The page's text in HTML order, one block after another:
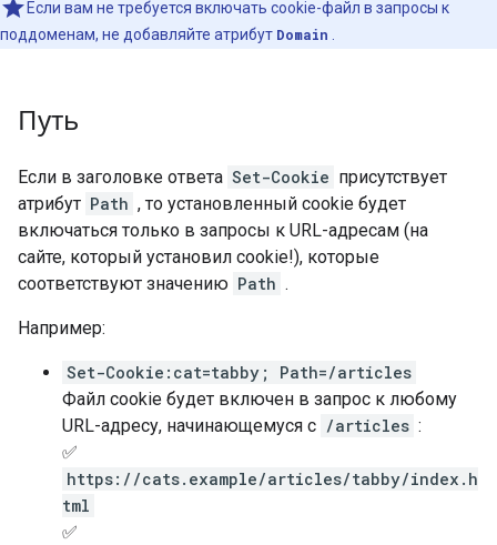
Если вам не требуется включать cookie-файл в запросы к
поддоменам, не добавляйте атрибут Domain
Путь
Если в заголовке ответа Set-Cookie присутствует
атрибут Path , то установленный cookie будет
включаться только в запросы к URL-адресам (на
сайте, который установил cookie!), которые
соответствуют значению Path .
Например:
Set-Cookie:cat=tabby; Path=/articles
Файл cookie будет включен в запрос к любому
URL-адресу, начинающемуся с /articles :
✅
https://cats.example/articles/tabby/index.h
tml
✅